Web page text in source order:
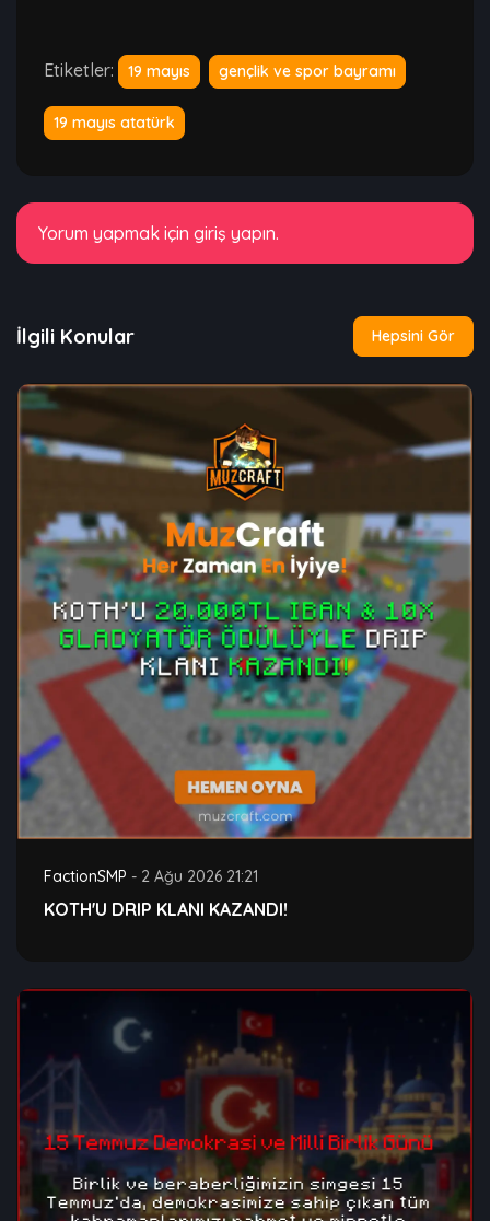
Etiketler: 19 mayıs gençlik ve spor bayramı
19 mayıs atatürk
Yorum yapmak için giriş yapın.
İlgili Konular Hepsini Gör
FactionSMP - 2 Ağu 2026 21:21
KOTH'U DRIP KLANI KAZANDI!